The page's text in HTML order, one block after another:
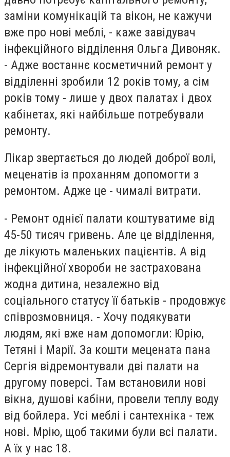
заміни комунікацій та вікон, не кажучи
вже про нові меблі, - каже завідувач
інфекційного відділення Ольга Дивоняк.
- Адже востаннє косметичний ремонт у
відділенні зробили 12 років тому, а сім
років тому - лише у двох палатах і двох
кабінетах, які найбільше потребували
ремонту.
Лікар звертається до людей доброї волі,
меценатів із проханням допомогти з
ремонтом. Адже це - чималі витрати.
- Ремонт однієї палати коштуватиме від
45-50 тисяч гривень. Але це відділення,
де лікують маленьких пацієнтів. А від
інфекційної хвороби не застрахована
жодна дитина, незалежно від
соціального статусу її батьків - продовжує
співрозмовниця. - Хочу подякувати
людям, які вже нам допомогли: Юрію,
Тетяні і Марії. За кошти мецената пана
Сергія відремонтували дві палати на
другому поверсі. Там встановили нові
вікна, душові кабіни, провели теплу воду
від бойлера. Усі меблі і сантехніка - теж
нові. Мрію, щоб такими були всі палати.
А їх у нас 18.